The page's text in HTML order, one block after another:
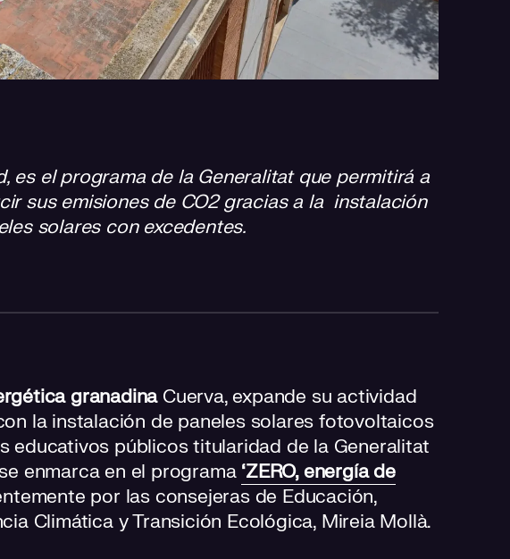
es el programa de la Generalitat que permitirá a
sus emisiones de CO2 gracias a la instalación
solares con excedentes.
granadinaCuerva, expande su actividad
la instalación de paneles solares fotovoltaicos
educativos públicos titularidad de la Generalitat
enmarca en el programa ‘ZERO, energía de
por las consejeras de Educación,
Climática y Transición Ecológica, Mireia Mollà.